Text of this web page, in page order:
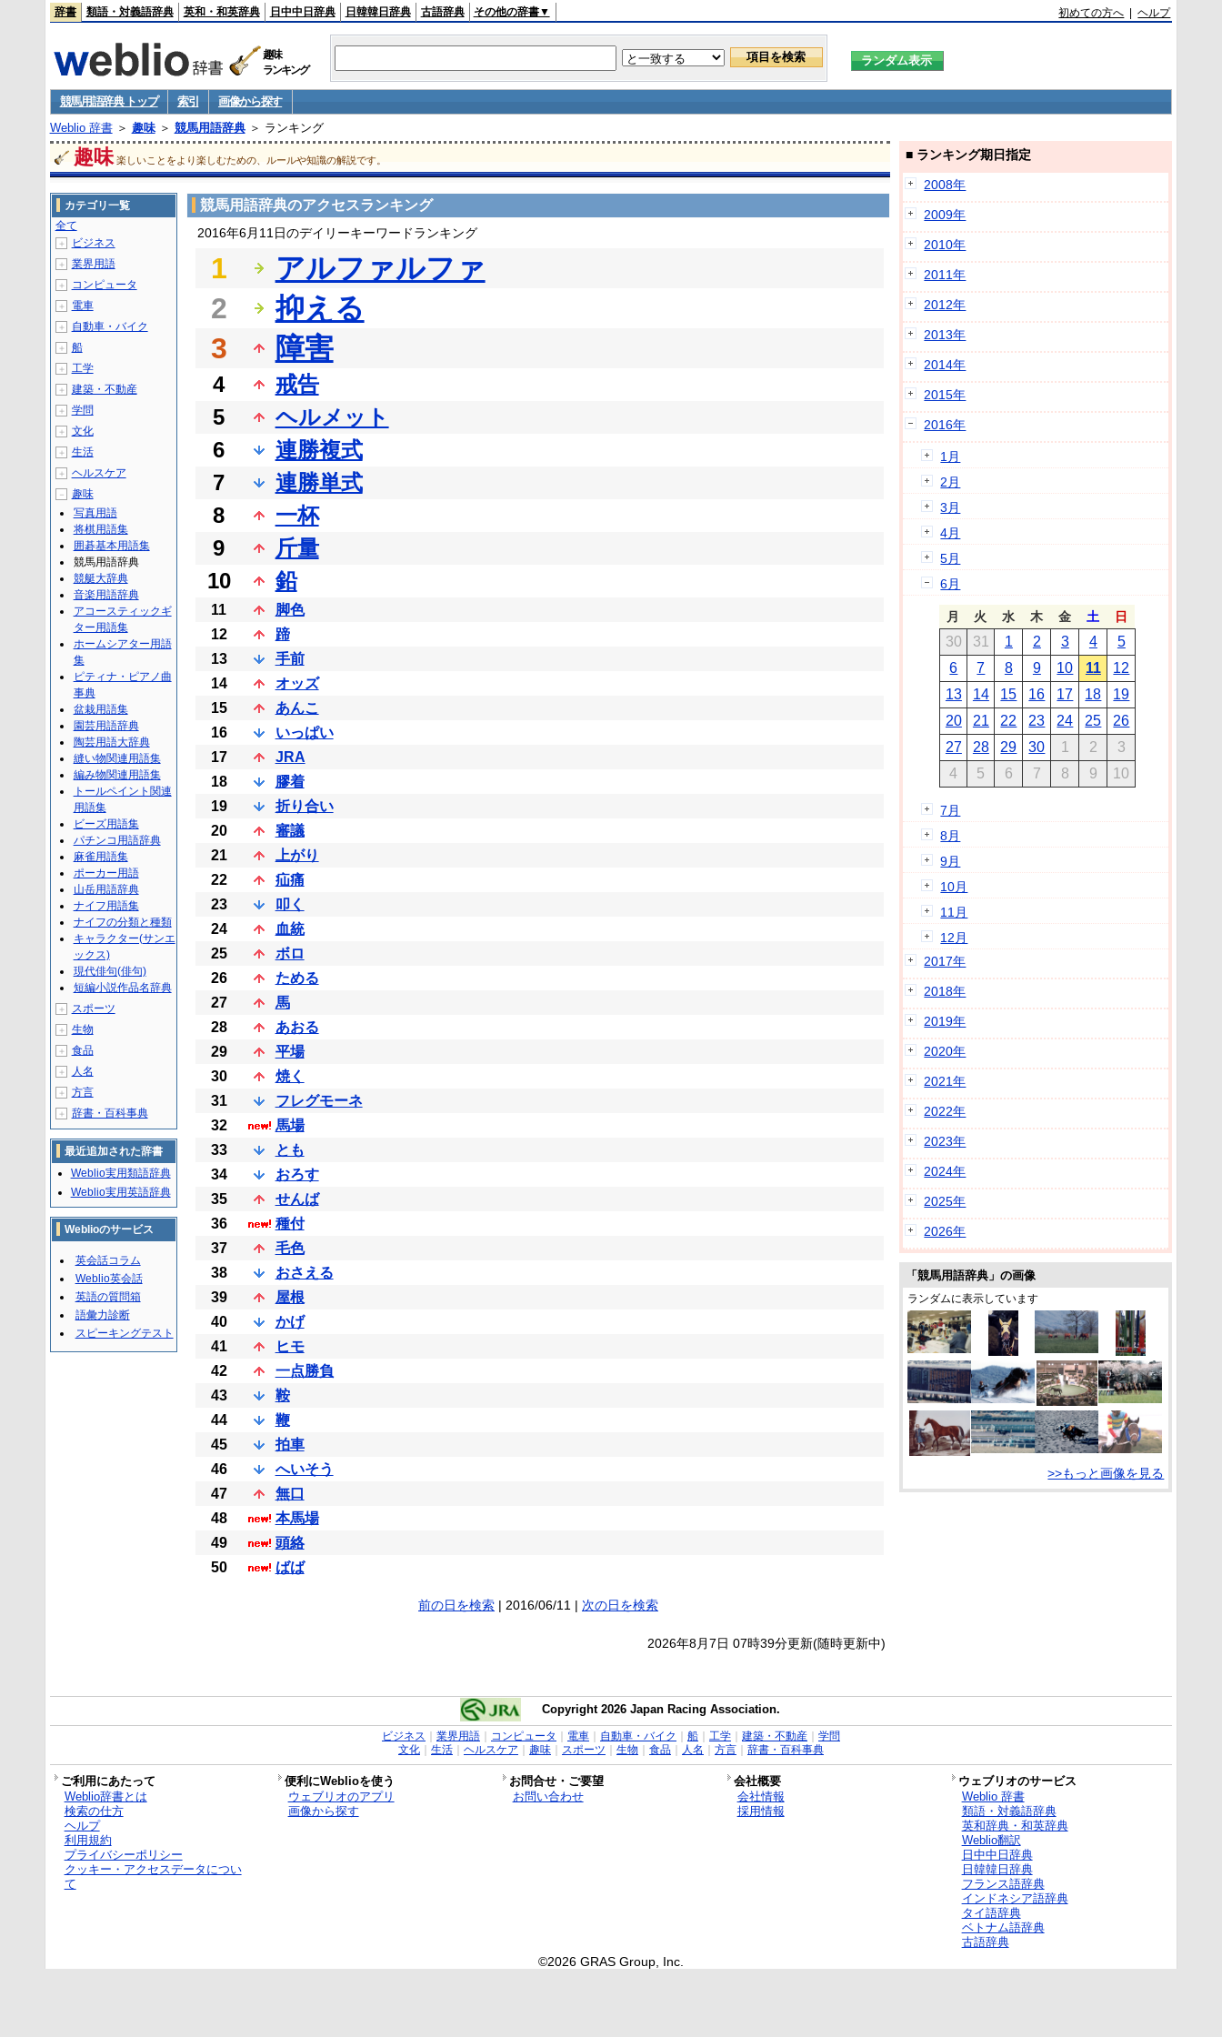
辞書 類語・対義語辞典 英和・和英辞典 日中中日辞典 日韓韓日辞典 古語辞典 その他の辞書▼ 初めての方へ |ヘルプ
趣味
ランキング
競馬用語辞典 トップ 索引
画像から探す
Weblio 辞書＞ 趣味＞ 競馬用語辞典＞ ランキング
趣味 楽しいことをより楽しむための、ルールや知識の解説です。
競馬用語辞典のアクセスランキング
2016年6月11日のデイリーキーワードランキング
1
アルファルファ
2
抑える
3
障害
4
戒告
5
ヘルメット
6
連勝複式
7
連勝単式
8
一杯
9
斤量
10
鉛
11
脚色
12
蹄
13
手前
14
オッズ
15
あんこ
16
いっぱい
17
JRA
18
膠着
19
折り合い
20
審議
21
上がり
22
疝痛
23
叩く
24
血統
25
ボロ
26
ためる
27
馬
28
あおる
29
平場
30
焼く
31
フレグモーネ
32
馬場
33
とも
34
おろす
35
せんば
36
種付
37
毛色
38
おさえる
39
屋根
40
かげ
41
ヒモ
42
一点勝負
43
鞍
44
鞭
45
拍車
46
へいそう
47
無口
48
本馬場
49
頭絡
50
ばば
前の日を検索| 2016/06/11 | 次の日を検索
2026年8月7日 07時39分更新(随時更新中)
カテゴリ一覧
全て
＋ ビジネス
＋ 業界用語
＋ コンピュータ
＋ 電車
＋ 自動車・バイク
＋ 船
＋ 工学
＋ 建築・不動産
＋ 学問
＋ 文化
＋ 生活
＋ ヘルスケア
－
趣味
写真用語
将棋用語集
囲碁基本用語集
競馬用語辞典
競艇大辞典
音楽用語辞典
アコースティックギ
ター用語集
ホームシアター用語
集
ピティナ・ピアノ曲
事典
盆栽用語集
園芸用語辞典
陶芸用語大辞典
縫い物関連用語集
編み物関連用語集
トールペイント関連
用語集
ビーズ用語集
パチンコ用語辞典
麻雀用語集
ポーカー用語
山岳用語辞典
ナイフ用語集
ナイフの分類と種類
キャラクター(サンエ
ックス)
現代俳句(俳句)
短編小説作品名辞典
＋ スポーツ
＋ 生物
＋ 食品
＋ 人名
＋ 方言
＋ 辞書・百科事典
最近追加された辞書
Weblio実用類語辞典
Weblio実用英語辞典
Weblioのサービス
英会話コラム
Weblio英会話
英語の質問箱
語彙力診断
スピーキングテスト
■ ランキング期日指定
2008年
2009年
2010年
2011年
2012年
2013年
2014年
2015年
2016年
1月
2月
3月
4月
5月
6月
月 火 水 木 金 土 日
30 31 1 2 3 4
5
6
7 8 9 10 11
12
13
14 15 16 17 18
19
20
21 22 23 24 25
26
27
28 29 30 1 2
3
4
5 6 7 8 9 10
7月
8月
9月
10月
11月
12月
2017年
2018年
2019年
2020年
2021年
2022年
2023年
2024年
2025年
2026年
「競馬用語辞典」の画像
ランダムに表示しています
>>もっと画像を見る
Copyright 2026 Japan Racing Association.
ビジネス 業界用語｜ コンピュータ 電車｜ 自動車・バイク 船｜ 工学｜ 建築・不動産｜ 学問
文化｜ 生活｜ ヘルスケア 趣味｜ スポーツ 生物 食品｜ 人名 方言｜ 辞書・百科事典
ご利用にあたって 便利にWeblioを使う お問合せ・ご要望 会社概要
ウェブリオのサービス
Weblio辞書とは
検索の仕方
ヘルプ
利用規約
プライバシーポリシー
クッキー・アクセスデータについ
て
ウェブリオのアプリ
画像から探す
お問い合わせ
会社情報
採用情報
Weblio 辞書
類語・対義語辞典
英和辞典・和英辞典
Weblio翻訳
日中中日辞典
日韓韓日辞典
フランス語辞典
インドネシア語辞典
タイ語辞典
ベトナム語辞典
古語辞典
©2026 GRAS Group, Inc.